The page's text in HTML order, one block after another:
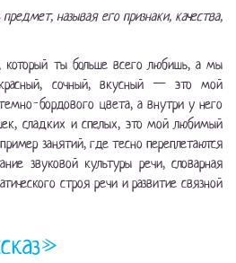
называя его признаки, качества,
ты больше всего любишь, а мы
сочный, вкусный — это мой
бордового цвета, а внутри у него
сладких и спелых, это мой любимый
занятий, где тесно переплетаются
звуковой культуры речи, словарная
строя речи и развитие связной